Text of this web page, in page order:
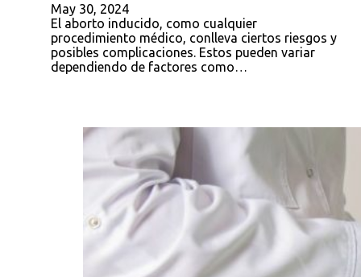
May 30, 2024
El aborto inducido, como cualquier
procedimiento médico, conlleva ciertos riesgos y
posibles complicaciones. Estos pueden variar
dependiendo de factores como…